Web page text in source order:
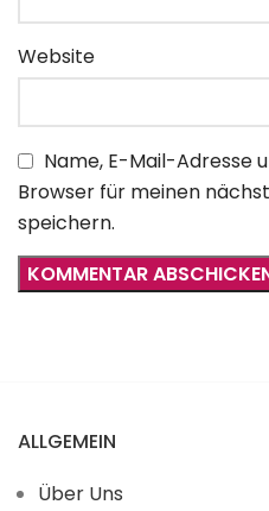
Website
Name, E-Mail-Adresse
Browser für meinen
speichern.
ALLGEMEIN
Über Uns